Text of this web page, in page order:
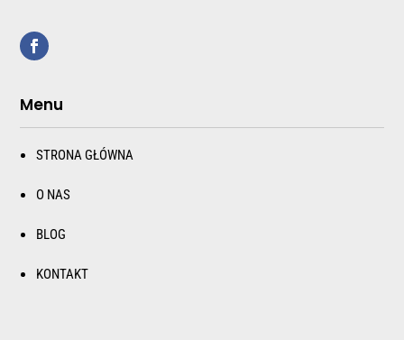
Menu
STRONA GŁÓWNA
O NAS
BLOG
KONTAKT